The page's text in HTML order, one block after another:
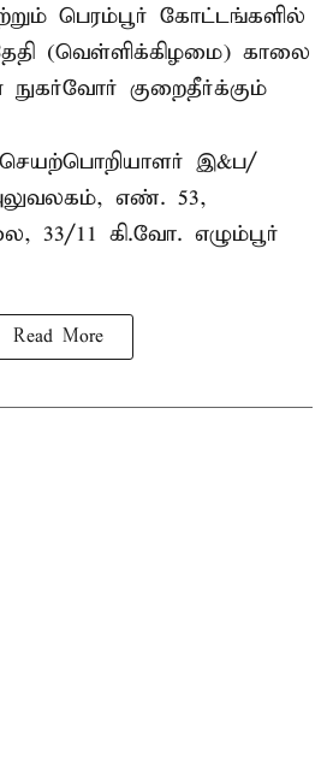
பெரம்பூர் கோட்டங்களில்
(வெள்ளிக்கிழமை) காலை
நுகர்வோர் குறைதீர்க்கும்
செயற்பொறியாளர் இ&ப/
எண். 53,
33/11 கி.வோ. எழும்பூர்
Read More